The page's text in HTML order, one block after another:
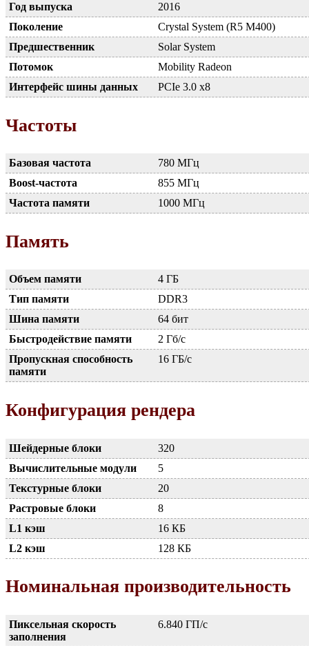
Год выпуска
2016
Поколение
Crystal System (R5 M400)
Предшественник
Solar System
Потомок
Mobility Radeon
Интерфейс шины данных
PCIe 3.0 x8
Частоты
Базовая частота
780 МГц
Boost-частота
855 МГц
Частота памяти
1000 МГц
Память
Объем памяти
4 ГБ
Тип памяти
DDR3
Шина памяти
64 бит
Быстродействие памяти
2 Гб/с
Пропускная способность
памяти
16 ГБ/с
Конфигурация рендера
Шейдерные блоки
320
Вычислительные модули
5
Текстурные блоки
20
Растровые блоки
8
L1 кэш
16 КБ
L2 кэш
128 КБ
Номинальная производительность
Пиксельная скорость
заполнения
6.840 ГП/с